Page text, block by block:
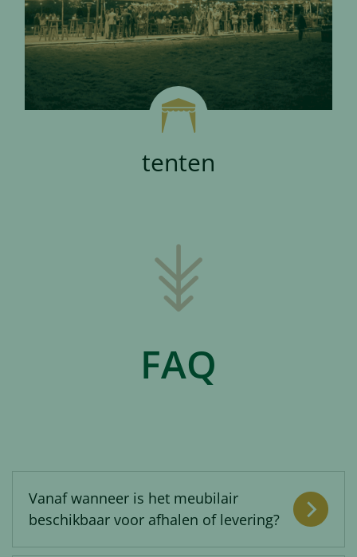
tenten
FAQ
Vanaf wanneer is het meubilair
beschikbaar voor afhalen of levering?